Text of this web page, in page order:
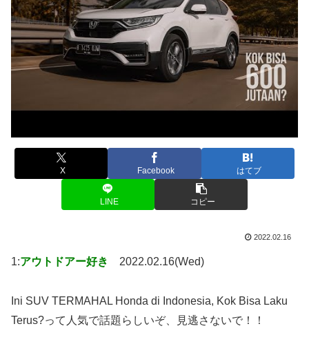
X Facebook はてブ
LINE コピー
2022.02.16
1:アウトドアー好き 2022.02.16(Wed)
Ini SUV TERMAHAL Honda di Indonesia, Kok Bisa Laku
Terus?って人気で話題らしいぞ、見逃さないで！！